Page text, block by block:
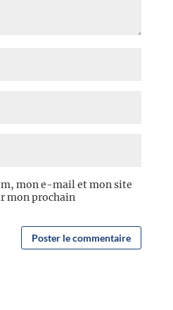
mon e-mail et mon site
mon prochain